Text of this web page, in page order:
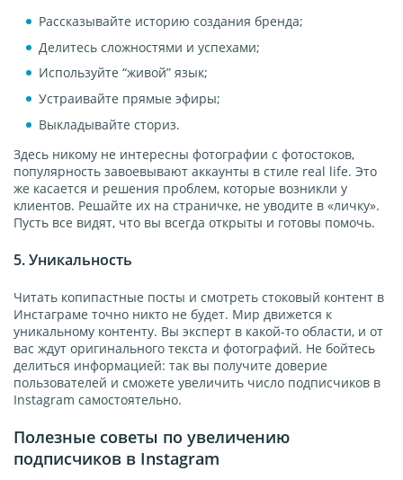
Рассказывайте историю создания бренда;
Делитесь сложностями и успехами;
Используйте “живой” язык;
Устраивайте прямые эфиры;
Выкладывайте сториз.
Здесь никому не интересны фотографии с фотостоков,
популярность завоевывают аккаунты в стиле real life. Это
же касается и решения проблем, которые возникли у
клиентов. Решайте их на страничке, не уводите в «личку».
Пусть все видят, что вы всегда открыты и готовы помочь.
5. Уникальность
Читать копипастные посты и смотреть стоковый контент в
Инстаграме точно никто не будет. Мир движется к
уникальному контенту. Вы эксперт в какой-то области, и от
вас ждут оригинального текста и фотографий. Не бойтесь
делиться информацией: так вы получите доверие
пользователей и сможете увеличить число подписчиков в
Instagram самостоятельно.
Полезные советы по увеличению
подписчиков в Instagram